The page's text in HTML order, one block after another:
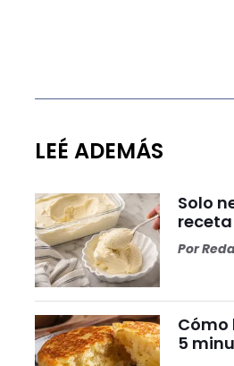
LEÉ ADEMÁS
Solo
Por
Cómo
5